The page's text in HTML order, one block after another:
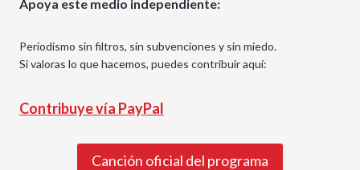
Apoya este medio independiente:
Periodismo sin filtros, sin subvenciones y sin miedo.
Si valoras lo que hacemos, puedes contribuir aquí:
Contribuye vía PayPal
Canción oficial del programa